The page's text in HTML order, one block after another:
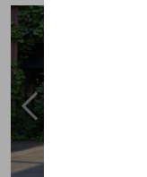
Previous